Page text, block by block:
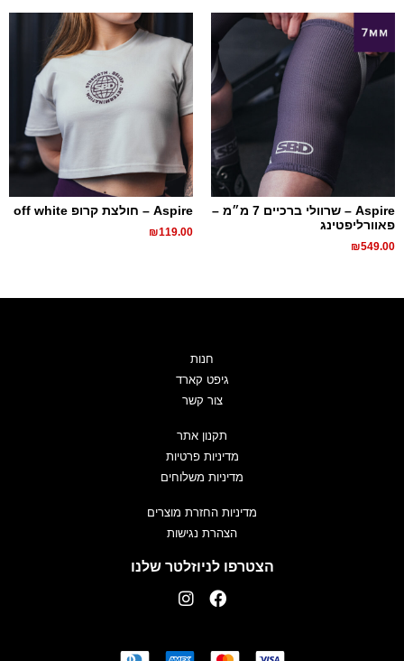
Aspire – שרוולי ברכיים 7 מ״מ –
פאוורליפטינג
₪549.00
Aspire – חולצת קרופ off white
₪119.00
חנות
גיפט קארד
צור קשר
תקנון אתר
מדיניות פרטיות
מדיניות משלוחים
מדיניות החזרת מוצרים
הצהרת נגישות
הצטרפו לניוזלטר שלנו